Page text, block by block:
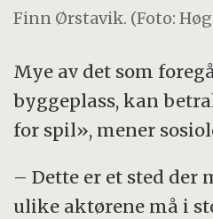
Finn Ørstavik. (Foto:
Mye av det som
byggeplass, kan
for spil», mener
– Dette er et sted der
ulike aktørene må i